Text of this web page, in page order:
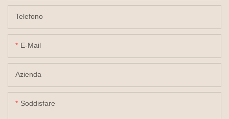
Telefono
E-Mail
Azienda
Soddisfare